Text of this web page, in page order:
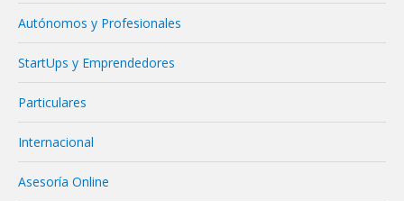
Autónomos y Profesionales
StartUps y Emprendedores
Particulares
Internacional
Asesoría Online